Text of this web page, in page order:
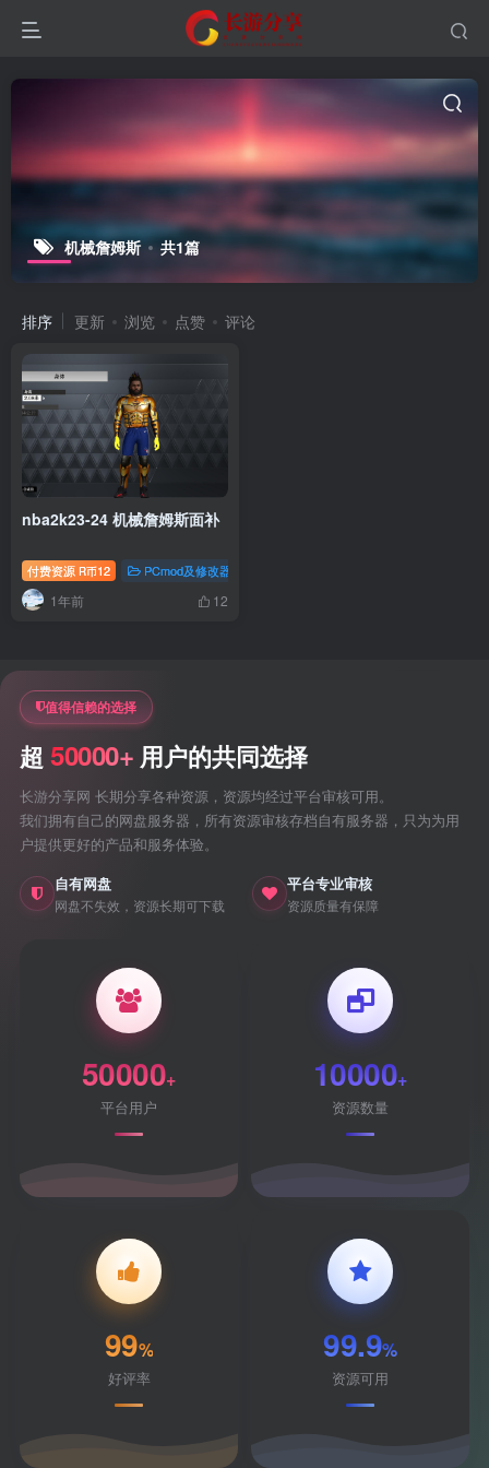
机械詹姆斯 共1篇
排序 更新 浏览 点赞 评论
nba2k23-24 机械詹姆斯面补
付费资源 R币12 PCmod及修改器
1年前 12
值得信赖的选择
超50000+ 用户的共同选择
长游分享网 长期分享各种资源，资源均经过平台审核可用。
我们拥有自己的网盘服务器，所有资源审核存档自有服务器，只为为用
户提供更好的产品和服务体验。
自有网盘
网盘不失效，资源长期可下载
平台专业审核
资源质量有保障
50000+
平台用户
10000+
资源数量
99%
好评率
99.9%
资源可用